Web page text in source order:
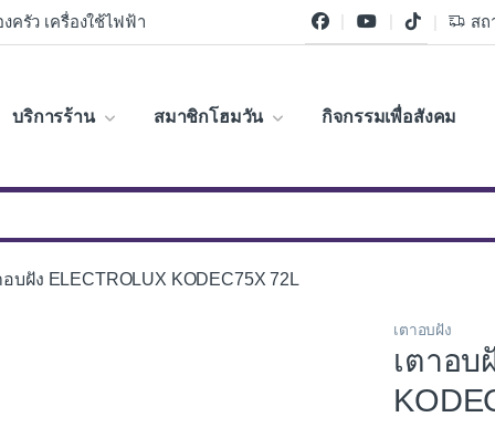
ครัว เครื่องใช้ไฟฟ้า สถ
บริการร้าน สมาชิกโฮมวัน กิจกรรมเพื่อสังคม
อบฝัง ELECTROLUX KODEC75X 72L
เตาอบฝัง
เตาอบ